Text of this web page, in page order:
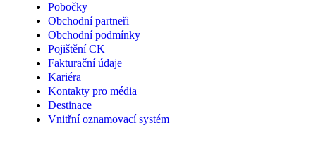
Pobočky
Obchodní partneři
Obchodní podmínky
Pojištění CK
Fakturační údaje
Kariéra
Kontakty pro média
Destinace
Vnitřní oznamovací systém